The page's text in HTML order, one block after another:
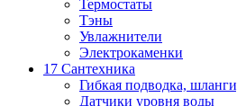
Термостаты
Тэны
Увлажнители
Электрокаменки
17 Сантехника
Гибкая подводка,
Датчики уровня воды